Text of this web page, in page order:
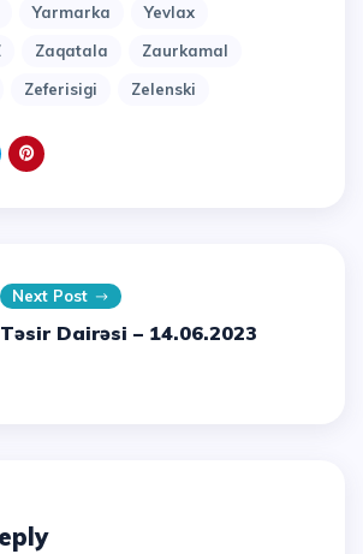
Yarmarka
Yevlax
Zaqatala
Zaurkamal
Zeferisigi Zelenski
Next Post
Təsir Dairəsi – 14.06.2023